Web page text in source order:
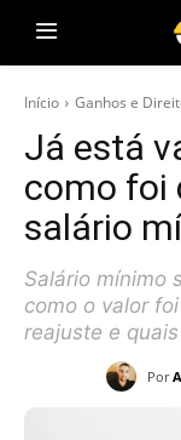
Início Ganhos e
Já está
como foi
salário
Salário mínimo
como o valor
reajuste e
Por